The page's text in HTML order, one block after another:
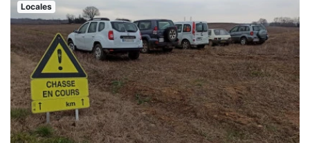
Locales